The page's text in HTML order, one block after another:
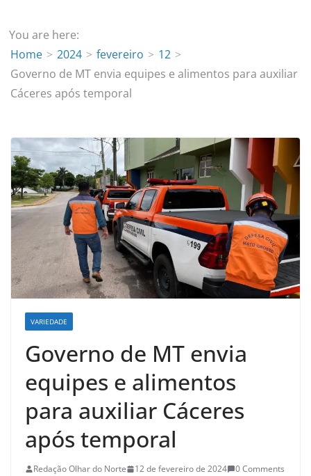
You are here:
Home
2024 fevereiro
12
Governo de MT envia equipes e alimentos para auxiliar
Cáceres após temporal
VARIEDADE
Governo de MT envia
equipes e alimentos
para auxiliar Cáceres
após temporal
Redação Olhar do Norte 12 de fevereiro de 2024 0 Comments